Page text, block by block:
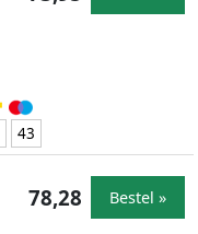
43
78,28 Bestel »